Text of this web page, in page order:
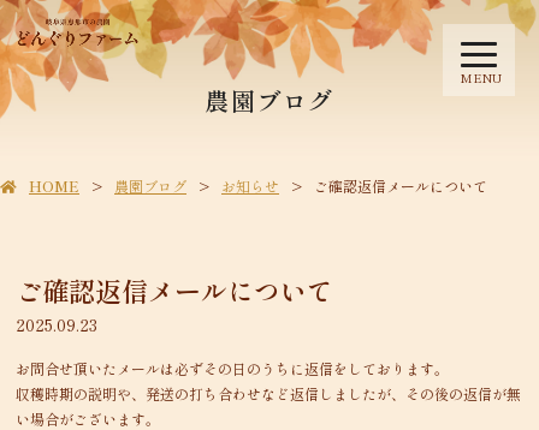
MENU
農園ブログ
HOME 農園ブログ お知らせ ご確認返信メールについて
ご確認返信メールについて
2025.09.23
お問合せ頂いたメールは必ずその日のうちに返信をしております。
収穫時期の説明や、発送の打ち合わせなど返信しましたが、その後の返信が無
い場合がございます。